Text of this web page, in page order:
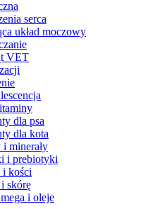
serca
układ moczowy
VET
dla psa
dla kota
minerały
i prebiotyki
i kości
skórę
i oleje